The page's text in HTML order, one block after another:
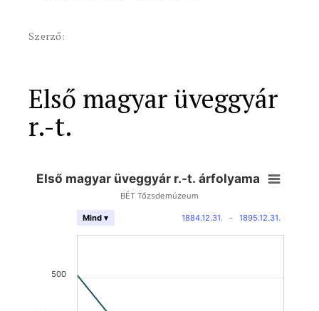
Szerző:
Első magyar üveggyár
r.-t.
Első magyar üveggyár r.-t. árfolyama
BÉT Tőzsdemúzeum
1884.12.31. - 1895.12.31.
Mind ▾
500